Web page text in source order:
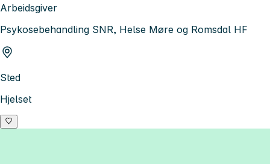
Arbeidsgiver
Psykosebehandling SNR, Helse Møre og Romsdal HF
Sted
Hjelset